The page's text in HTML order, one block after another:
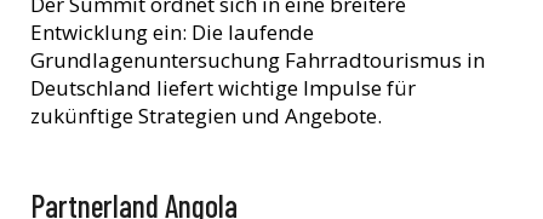
Entwicklung ein: Die laufende
Grundlagenuntersuchung Fahrradtourismus in
Deutschland liefert wichtige Impulse für
zukünftige Strategien und Angebote.
Partnerland Angola